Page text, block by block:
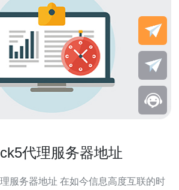
代理服务器地址
如今信息高度互联的时